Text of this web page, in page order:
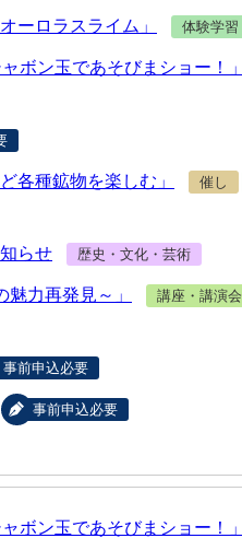
ロラスライム」 体験学習
ボン玉であそびまショー！」
各種鉱物を楽しむ」 催し
らせ 歴史・文化・芸術
力再発見～」
講座・講演会
事前申込必要
事前申込必要
ボン玉であそびまショー！」